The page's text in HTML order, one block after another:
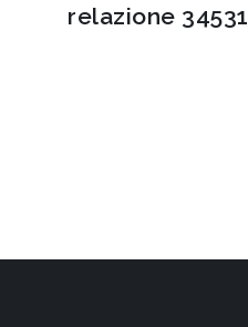
relazione 34531